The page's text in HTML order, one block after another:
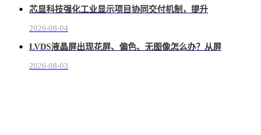
芯显科技强化工业显示项目协同交付机制，提升
2026-08-04
LVDS液晶屏出现花屏、偏色、无图像怎么办？从屏
2026-08-03